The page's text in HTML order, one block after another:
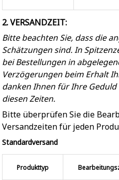
2. VERSANDZEIT:
Bitte beachten Sie, dass die
Schätzungen sind. In
bei Bestellungen in
Verzögerungen beim Erhalt
danken Ihnen für Ihre
diesen Zeiten.
Bitte überprüfen Sie die
Versandzeiten für jeden
Standardversand
Produkttyp